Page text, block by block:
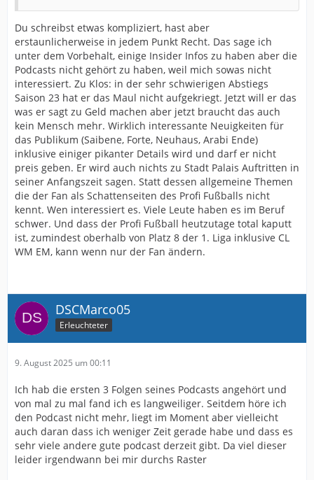
Du schreibst etwas kompliziert, hast aber
erstaunlicherweise in jedem Punkt Recht. Das sage ich
unter dem Vorbehalt, einige Insider Infos zu haben aber die
Podcasts nicht gehört zu haben, weil mich sowas nicht
interessiert. Zu Klos: in der sehr schwierigen Abstiegs
Saison 23 hat er das Maul nicht aufgekriegt. Jetzt will er das
was er sagt zu Geld machen aber jetzt braucht das auch
kein Mensch mehr. Wirklich interessante Neuigkeiten für
das Publikum (Saibene, Forte, Neuhaus, Arabi Ende)
inklusive einiger pikanter Details wird und darf er nicht
preis geben. Er wird auch nichts zu Stadt Palais Auftritten in
seiner Anfangszeit sagen. Statt dessen allgemeine Themen
die der Fan als Schattenseiten des Profi Fußballs nicht
kennt. Wen interessiert es. Viele Leute haben es im Beruf
schwer. Und dass der Profi Fußball heutzutage total kaputt
ist, zumindest oberhalb von Platz 8 der 1. Liga inklusive CL
WM EM, kann wenn nur der Fan ändern.
DSCMarco05
Erleuchteter
9. August 2025 um 00:11
Ich hab die ersten 3 Folgen seines Podcasts angehört und
von mal zu mal fand ich es langweiliger. Seitdem höre ich
den Podcast nicht mehr, liegt im Moment aber vielleicht
auch daran dass ich weniger Zeit gerade habe und dass es
sehr viele andere gute podcast derzeit gibt. Da viel dieser
leider irgendwann bei mir durchs Raster